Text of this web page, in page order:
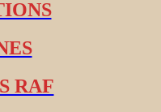
RAF